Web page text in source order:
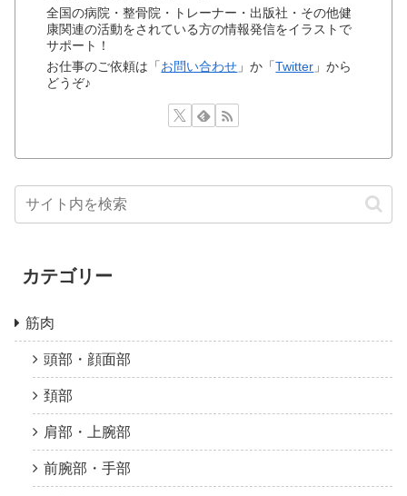
全国の病院・整骨院・トレーナー・出版社・その他健
康関連の活動をされている方の情報発信をイラストで
サポート！
お仕事のご依頼は「お問い合わせ 」か「Twitter 」から
どうぞ♪
カテゴリー
筋肉
頭部・顔面部
頚部
肩部・上腕部
前腕部・手部